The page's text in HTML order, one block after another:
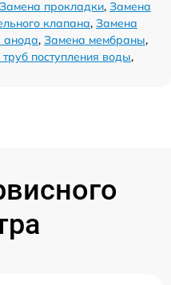
Замена прокладки, Замена
клапана, Замена
анода, Замена мембраны,
поступления воды,